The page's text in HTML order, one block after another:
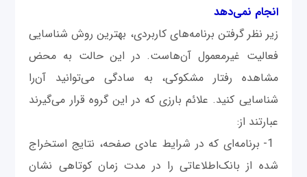
انجام نمی‌دهد
زیر نظر گرفتن برنامه‌های کاربردی، بهترین روش شناسایی
فعالیت غیرمعمول آن‌هاست. در این حالت به محض
مشاهده رفتار مشکوکی، به سادگی می‌توانید آن‌را
شناسایی کنید. علائم بارزی که در این گروه قرار می‌گیرند
عبارتند از:
1- برنامه‌ای که در شرایط عادی صفحه، نتایج استخراج
شده از بانک‌اطلاعاتی را در مدت زمان کوتاهی نشان